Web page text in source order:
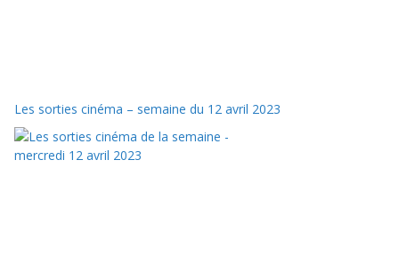
Les sorties cinéma – semaine du 12 avril 2023